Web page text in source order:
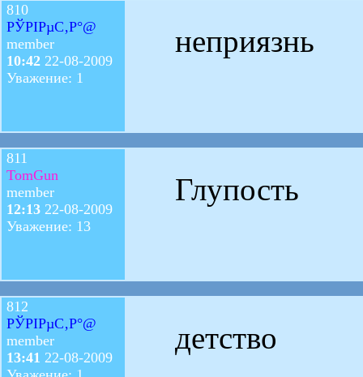
810
РЎРІРµС‚Р°@
member
10:42 22-08-2009
Уважение: 1
неприязнь
811
TomGun
member
12:13 22-08-2009
Уважение: 13
Глупость
812
РЎРІРµС‚Р°@
member
13:41 22-08-2009
детство